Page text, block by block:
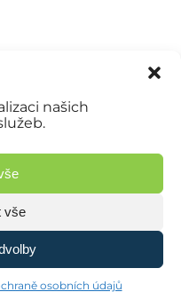
našich
vše
osobních údajů
studio
údajů